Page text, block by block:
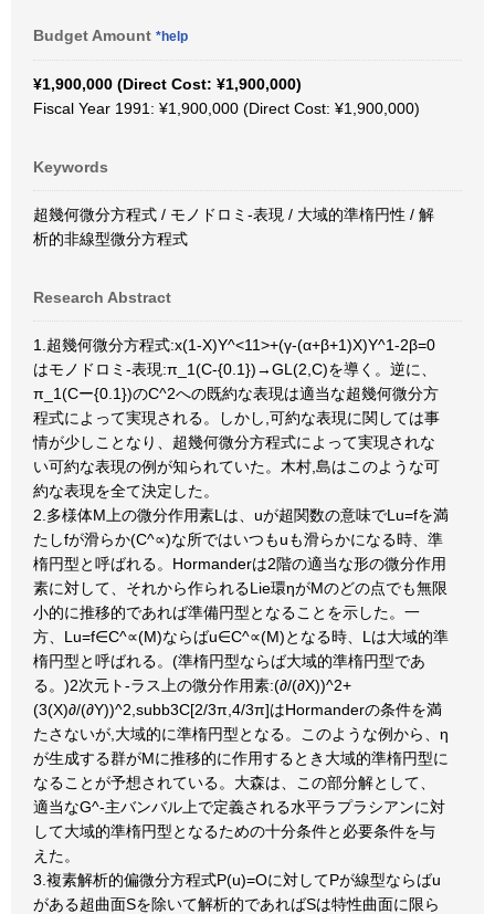
Budget Amount *help
¥1,900,000 (Direct Cost: ¥1,900,000)
Fiscal Year 1991: ¥1,900,000 (Direct Cost: ¥1,900,000)
Keywords
超幾何微分方程式 / モノドロミ-表現 / 大域的準楕円性 / 解
析的非線型微分方程式
Research Abstract
1.超幾何微分方程式:x(1-X)Y^<11>+(γ-(α+β+1)X)Y^1-2β=0
はモノドロミ-表現:π_1(C-{0.1})→GL(2,C)を導く。逆に、
π_1(Cー{0.1})のC^2への既約な表現は適当な超幾何微分方
程式によって実現される。しかし,可約な表現に関しては事
情が少しことなり、超幾何微分方程式によって実現されな
い可約な表現の例が知られていた。木村,島はこのような可
約な表現を全て決定した。
2.多様体M上の微分作用素Lは、uが超関数の意味でLu=fを満
たしfが滑らか(C^∝)な所ではいつもuも滑らかになる時、準
楕円型と呼ばれる。Hormanderは2階の適当な形の微分作用
素に対して、それから作られるLie環ηがMのどの点でも無限
小的に推移的であれば準備円型となることを示した。一
方、Lu=f∈C^∝(M)ならばu∈C^∝(M)となる時、Lは大域的準
楕円型と呼ばれる。(準楕円型ならば大域的準楕円型であ
る。)2次元ト-ラス上の微分作用素:(∂/(∂X))^2+
(3(X)∂/(∂Y))^2,subb3C[2/3π,4/3π]はHormanderの条件を満
たさないが,大域的に準楕円型となる。このような例から、η
が生成する群がMに推移的に作用するとき大域的準楕円型に
なることが予想されている。大森は、この部分解として、
適当なG^-主バンバル上で定義される水平ラプラシアンに対
して大域的準楕円型となるための十分条件と必要条件を与
えた。
3.複素解析的偏微分方程式P(u)=Oに対してPが線型ならばu
がある超曲面Sを除いて解析的であればSは特性曲面に限ら